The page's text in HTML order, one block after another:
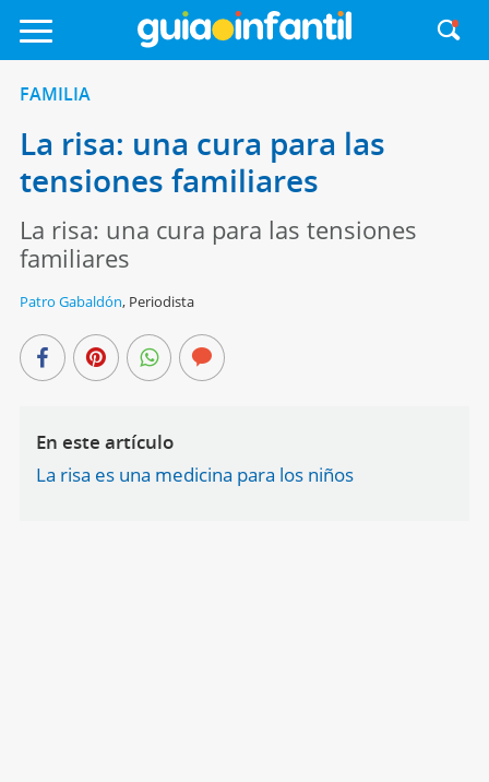
FAMILIA
La risa: una cura para las
tensiones familiares
La risa: una cura para las tensiones
familiares
Patro Gabaldón, Periodista
En este artículo
La risa es una medicina para los niños